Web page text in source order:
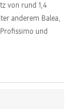
von rund 1,4
anderem Balea,
und